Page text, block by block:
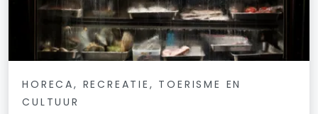
HORECA, RECREATIE, TOERISME EN
CULTUUR